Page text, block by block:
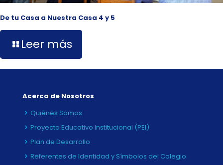
De tu Casa a Nuestra Casa 4 y 5
Leer más
Acerca de Nosotros
Quiénes Somos
Proyecto Educativo Institucional (PEI)
Plan de Desarrollo
Referentes de Identidad y Símbolos del Colegio